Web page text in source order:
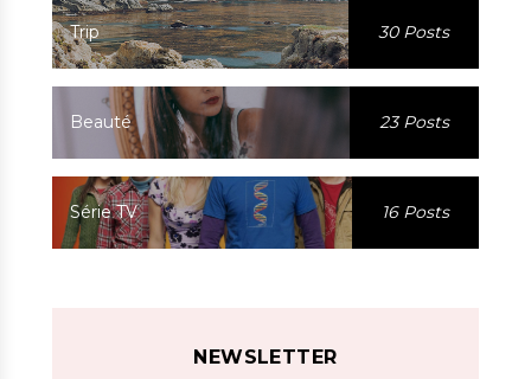
Trip 30 Posts
Beauté 23 Posts
Série TV 16 Posts
NEWSLETTER